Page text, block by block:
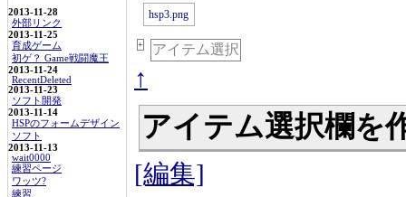
2013-11-28
外部リンク
2013-11-25
育成ゲーム
初ゲ？ Game戦闘魔王
2013-11-24
RecentDeleted
2013-11-23
ソフト開発
2013-11-14
HSPのフォームデザイン
ソフト
2013-11-13
wait0000
練習ページ
ワッツ?
練習
+ アイテム選択
↑
アイテム選択欄を
[編集]